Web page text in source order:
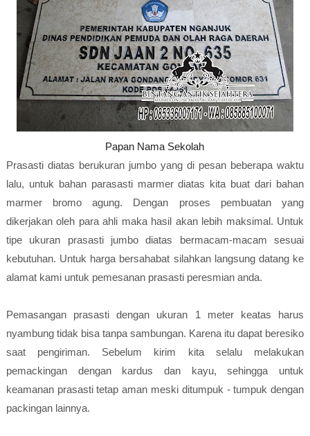
Papan Nama Sekolah
Prasasti diatas berukuran jumbo yang di pesan beberapa waktu
lalu, untuk bahan parasasti marmer diatas kita buat dari bahan
marmer bromo agung. Dengan proses pembuatan yang
dikerjakan oleh para ahli maka hasil akan lebih maksimal. Untuk
tipe ukuran prasasti jumbo diatas bermacam-macam sesuai
kebutuhan. Untuk harga bersahabat silahkan langsung datang ke
alamat kami untuk pemesanan prasasti peresmian anda.
Pemasangan prasasti dengan ukuran 1 meter keatas harus
nyambung tidak bisa tanpa sambungan. Karena itu dapat beresiko
saat pengiriman. Sebelum kirim kita selalu melakukan
pemackingan dengan kardus dan kayu, sehingga untuk
keamanan prasasti tetap aman meski ditumpuk - tumpuk dengan
packingan lainnya.